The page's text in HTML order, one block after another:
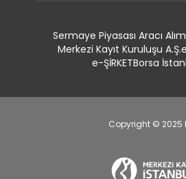
Sermaye Piyasası Aracı
Merkezi Kayıt Kuruluşu A.Ş.
e-ŞİRKETBorsa
Copyright © 2025